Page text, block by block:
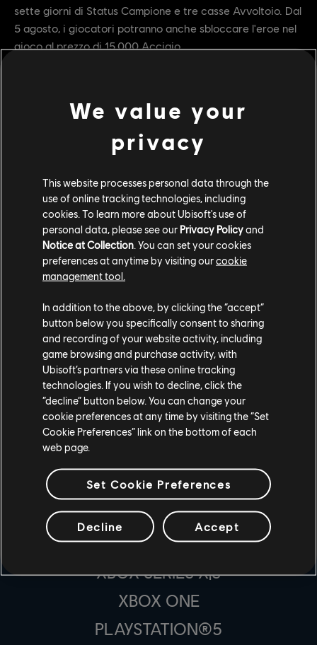
sette giorni di Status Campione e tre casse Avvoltoio. Dal
5 agosto, i giocatori potranno anche sbloccare l'eroe nel
gioco al prezzo di 15.000 Acciaio.
stagionali per tutti gli eroi e *tornerà il Programma invita
un amico (*maggiori dettagli il 22 luglio). Date un'occhiata
alle note sulla patch disponibili dal 22 luglio per scoprire
dell'A5S2.
Ci vediamo sul campo di battaglia, guerrieri!
Il Team di sviluppo di For Honor
STUDI
UBISOFT MONTRÉAL
PIATTAFORME
XBOX SERIES X|S
XBOX ONE
PLAYSTATION®5
We value your
privacy
This website processes personal data through the
use of online tracking technologies, including
cookies. To learn more about Ubisoft's use of
personal data, please see our Privacy Policyand
Notice at Collection . You can set your cookies
preferences at anytime by visiting ourcookie
management tool.
In addition to the above, by clicking the “accept”
button below you specifically consent to sharing
and recording of your website activity, including
game browsing and purchase activity, with
Ubisoft’s partners via these online tracking
technologies. If you wish to decline, click the
“decline” button below. You can change your
cookie preferences at any time by visiting the “Set
Cookie Preferences” link on the bottom of each
web page.
Set Cookie Preferences
Decline Accept